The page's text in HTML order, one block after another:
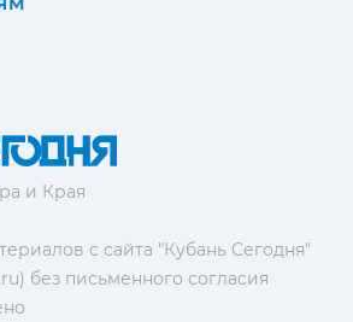
и Края
с сайта "Кубань Сегодня"
без письменного согласия